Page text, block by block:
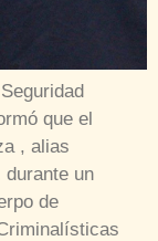
que el
, alias
un
de